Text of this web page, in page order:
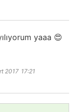
yaaa 😍
2017 17:21